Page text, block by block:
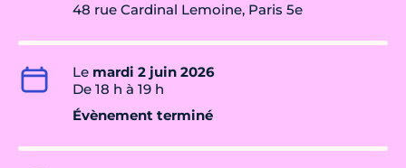
48 rue Cardinal Lemoine, Paris 5e
Le mardi 2 juin 2026
De 18 h à 19 h
Évènement terminé